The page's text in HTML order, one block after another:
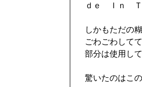
ｄｅ Ｉｎ Ｔ
しかもただの
ごわごわして
部分は使用し
驚いたのはこ